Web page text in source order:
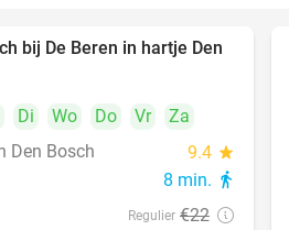
43%
bij De Beren in hartje Den
Di Wo Do Vr
Za
Den Bosch
9.4 star
8 min. directions_walk
Regulier €22